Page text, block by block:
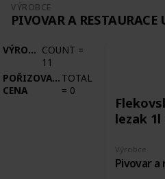
VÝROBCE
PIVOVAR A RESTAURACE
VÝROBCE COUNT =
11
POŘIZOVACÍ
CENA
TOTAL
= 0
lezak 1l
Výrobce